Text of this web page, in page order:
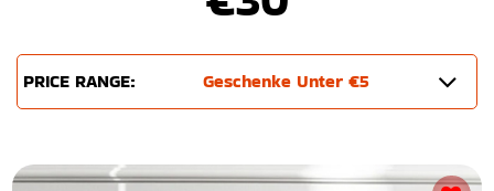
PRICE RANGE: Geschenke Unter €5